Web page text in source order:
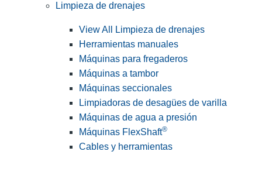
Limpieza de drenajes
View All Limpieza de drenajes
Herramientas manuales
Máquinas para fregaderos
Máquinas a tambor
Máquinas seccionales
Limpiadoras de desagües de varilla
Máquinas de agua a presión
Máquinas FlexShaft®
Cables y herramientas